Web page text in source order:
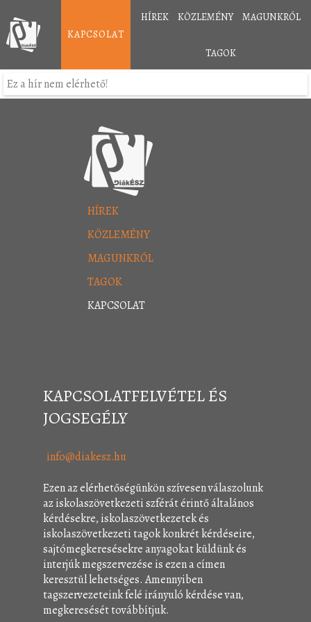
KAPCSOLAT
HÍREK KÖZLEMÉNY MAGUNKRÓL
TAGOK
Ez a hír nem elérhető!
HÍREK
KÖZLEMÉNY
MAGUNKRÓL
TAGOK
KAPCSOLAT
KAPCSOLATFELVÉTEL ÉS
JOGSEGÉLY
info@diakesz.hu
Ezen az elérhetőségünkön szívesen válaszolunk
az iskolaszövetkezeti szférát érintő általános
kérdésekre, iskolaszövetkezetek és
iskolaszövetkezeti tagok konkrét kérdéseire,
sajtómegkeresésekre anyagokat küldünk és
interjúk megszervezése is ezen a címen
keresztül lehetséges. Amennyiben
tagszervezeteink felé irányuló kérdése van,
megkeresését továbbítjuk.